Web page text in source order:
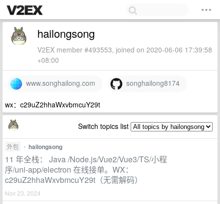
hailongsong
V2EX member #493553, joined on 2020-06-06 17:39:58
+08:00
www.songhailong.com songhailong8174
wx：c29uZ2hhaWxvbmcuY29t
Switch topics list
外包 • hailongsong
11 年全栈： Java /Node.js/Vue2/Vue3/TS/小程
序/uni-app/electron 在线接单。WX：
c29uZ2hhaWxvbmcuY29t（无需解码）
Nov 23, 2024